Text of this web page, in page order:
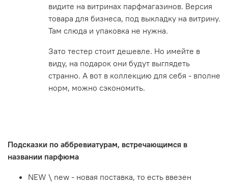
видите на витринах парфмагазинов. Версия
товара для бизнеса, под выкладку на витрину.
Там слюда и упаковка не нужна.
Зато тестер стоит дешевле. Но имейте в
виду, на подарок они будут выглядеть
странно. А вот в коллекцию для себя - вполне
норм, можно сэкономить.
Подсказки по аббревиатурам, встречающимся в
названии парфюма
NEW \ new - новая поставка, то есть ввезен